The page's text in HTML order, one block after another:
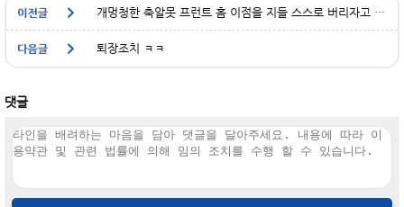
개멍청한 축알못 프런트 홈 이점을 지들 스스로 버리자고 하네 개빡대가리들
퇴장조치 ㅋㅋ
댓글